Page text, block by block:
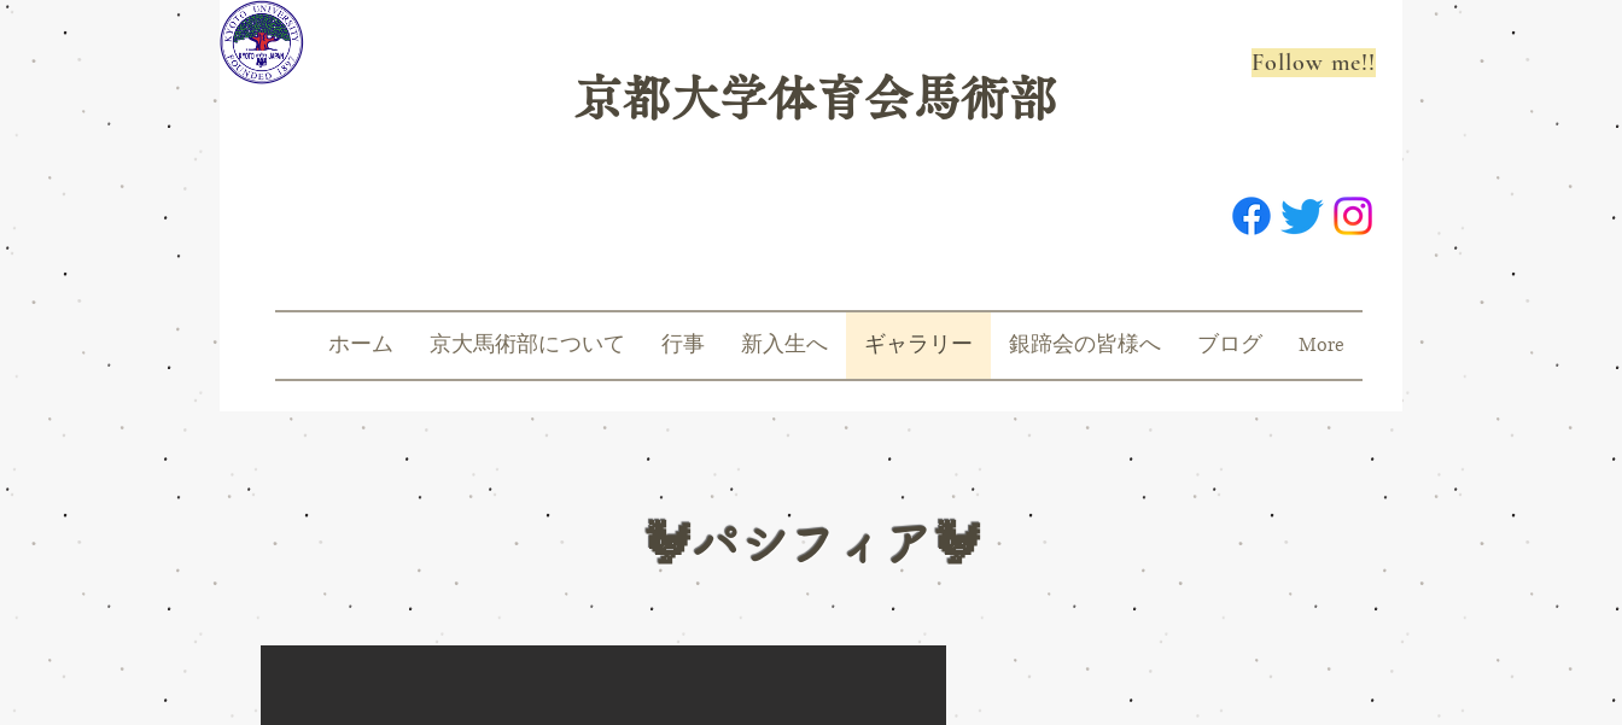
​京都大学体育会馬術部
Follow me!!
ホーム 京大馬術部について 行事 新入生へ ギャラリー 銀蹄会の皆様へ ブログ More
🐓パシフィア🐓